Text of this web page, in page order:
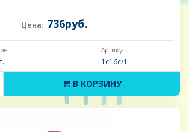
Цена: 736руб.
Артикул:
1с16с/1
В КОРЗИНУ